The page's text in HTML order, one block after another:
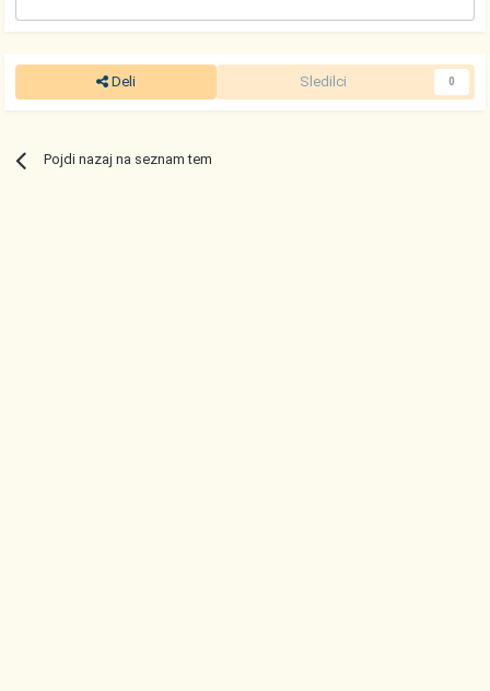
Deli Sledilci 0
Pojdi nazaj na seznam tem